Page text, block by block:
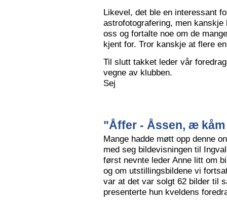
Likevel, det ble en interessant
astrofotografering, men
oss og fortalte noe om de
kjent for. Tror kanskje at flere
Til slutt takket leder vår
vegne av klubben.
Sej
"Åffer - Åssen, æ
Mange hadde møtt opp denne
med seg bildevisningen til
først nevnte leder Anne litt om
og om utstillingsbildene vi
var at det var solgt 62 bilder til
presenterte hun kveldens